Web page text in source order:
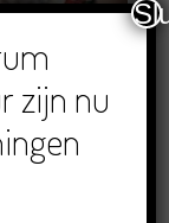
de
zijn nu